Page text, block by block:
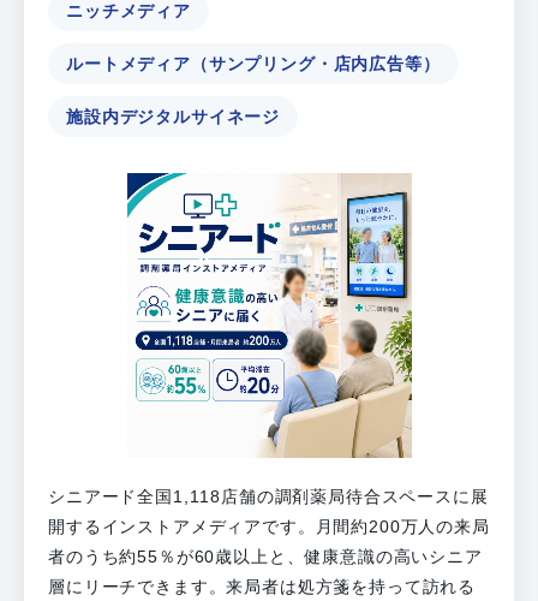
ニッチメディア
ルートメディア（サンプリング・店内広告等）
施設内デジタルサイネージ
シニアード全国1,118店舗の調剤薬局待合スペースに展
開するインストアメディアです。月間約200万人の来局
者のうち約55％が60歳以上と、健康意識の高いシニア
層にリーチできます。来局者は処方箋を持って訪れる